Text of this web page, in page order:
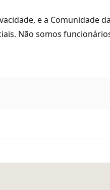
e a Comunidade
Não somos